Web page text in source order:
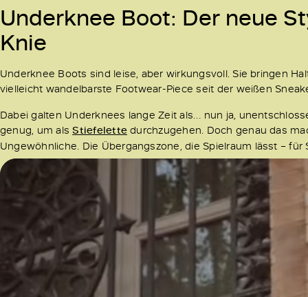
Underknee Boot: Der neue
Knie
Underknee Boots sind leise, aber wirkungsvoll. Sie bringen
vielleicht wandelbarste Footwear-Piece seit der weißen
Dabei galten Underknees lange Zeit als… nun ja,
genug, um alsStiefelette durchzugehen. Doch genau das
Ungewöhnliche. Die Übergangszone, die Spielraum lässt –